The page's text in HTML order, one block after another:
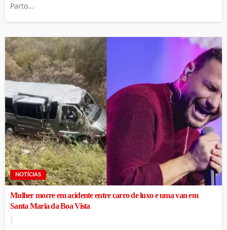
Parto...
NOTÍCIAS
Mulher morre em acidente entre carro de luxo e uma van em
Santa Maria da Boa Vista